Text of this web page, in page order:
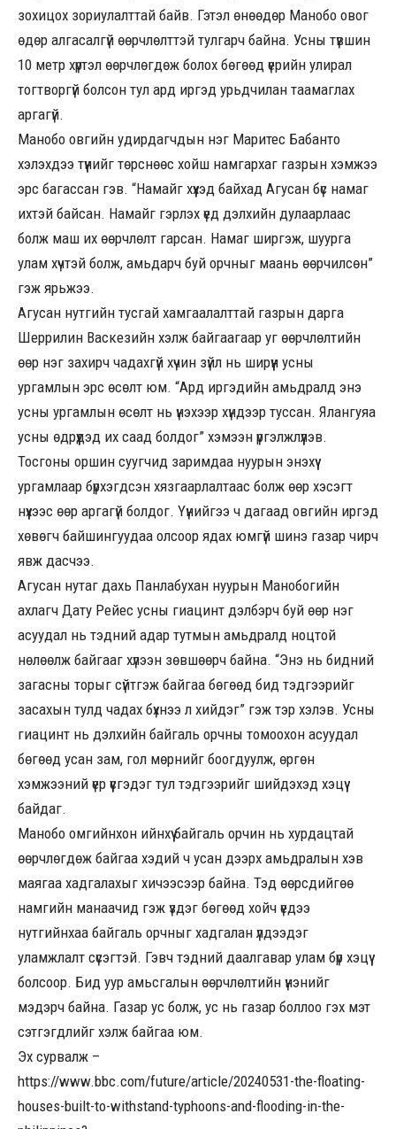
зохицох зориулалттай байв. Гэтэл өнөөдөр Манобо овог
өдөр алгасалгүй өөрчлөлттэй тулгарч байна. Усны түвшин
10 метр хүртэл өөрчлөгдөж болох бөгөөд үерийн улирал
тогтворгүй болсон тул ард иргэд урьдчилан таамаглах
аргагүй.
Манобо овгийн удирдагчдын нэг Маритес Бабанто
хэлэхдээ түүнийг төрснөөс хойш намгархаг газрын хэмжээ
эрс багассан гэв. “Намайг хүүхэд байхад Агусан бүс намаг
ихтэй байсан. Намайг гэрлэх үед дэлхийн дулаарлаас
болж маш их өөрчлөлт гарсан. Намаг ширгэж, шуурга
улам хүчтэй болж, амьдарч буй орчныг маань өөрчилсөн”
гэж ярьжээ.
Агусан нутгийн тусгай хамгаалалттай газрын дарга
Шеррилин Васкезийн хэлж байгаагаар уг өөрчлөлтийн
өөр нэг захирч чадахгүй хүчин зүйл нь ширүүн усны
ургамлын эрс өсөлт юм. “Ард иргэдийн амьдралд энэ
усны ургамлын өсөлт нь үнэхээр хүндээр туссан. Ялангуяа
усны өдрүүдэд их саад болдог” хэмээн үргэлжлүүлэв.
Тосгоны оршин суугчид заримдаа нуурын энэхүү
ургамлаар бүрхэгдсэн хязгаарлалтаас болж өөр хэсэгт
нүүхээс өөр аргагүй болдог. Үүнийгээ ч дагаад овгийн иргэд
хөвөгч байшингуудаа олсоор ядах юмгүй шинэ газар чирч
явж дасчээ.
Агусан нутаг дахь Панлабухан нуурын Манобогийн
ахлагч Дату Рейес усны гиацинт дэлбэрч буй өөр нэг
асуудал нь тэдний адар тутмын амьдралд ноцтой
нөлөөлж байгааг хүлээн зөвшөөрч байна. “Энэ нь бидний
загасны торыг сүйтгэж байгаа бөгөөд бид тэдгээрийг
засахын тулд чадах бүхнээ л хийдэг” гэж тэр хэлэв. Усны
гиацинт нь дэлхийн байгаль орчны томоохон асуудал
бөгөөд усан зам, гол мөрнийг боогдуулж, өргөн
хэмжээний үер үүсгэдэг тул тэдгээрийг шийдэхэд хэцүү
байдаг.
Манобо омгийнхон ийнхүү байгаль орчин нь хурдацтай
өөрчлөгдөж байгаа хэдий ч усан дээрх амьдралын хэв
маягаа хадгалахыг хичээсээр байна. Тэд өөрсдийгөө
намгийн манаачид гэж үздэг бөгөөд хойч үедээ
нутгийнхаа байгаль орчныг хадгалан үлдээдэг
уламжлалт сүсэгтэй. Гэвч тэдний даалгавар улам бүр хэцүү
болсоор. Бид уур амьсгалын өөрчлөлтийн үнэнийг
мэдэрч байна. Газар ус болж, ус нь газар боллоо гэх мэт
сэтгэгдлийг хэлж байгаа юм.
Эх сурвалж –
https://www.bbc.com/future/article/20240531-the-floating-
houses-built-to-withstand-typhoons-and-flooding-in-the-